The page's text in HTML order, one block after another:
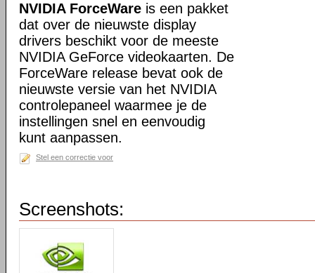
NVIDIA ForceWare is een pakket
dat over de nieuwste display
drivers beschikt voor de meeste
NVIDIA GeForce videokaarten. De
ForceWare release bevat ook de
nieuwste versie van het NVIDIA
controlepaneel waarmee je de
instellingen snel en eenvoudig
kunt aanpassen.
Stel een correctie voor
Screenshots: